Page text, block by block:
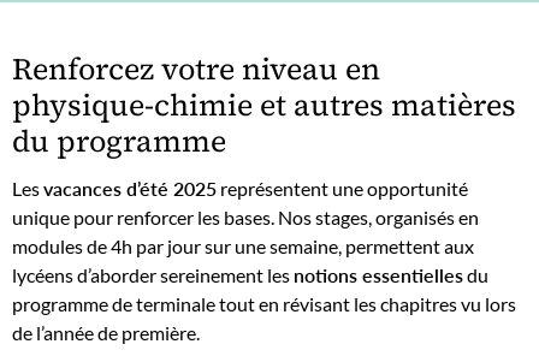
Renforcez votre niveau en
physique-chimie et autres matières
du programme
Lesvacances d’été 2025 représentent une opportunité
unique pour renforcer les bases. Nos stages, organisés en
modules de 4h par jour sur une semaine, permettent aux
lycéens d’aborder sereinement les notions essentiellesdu
programme de terminale tout en révisant les chapitres vu lors
de l’année de première.